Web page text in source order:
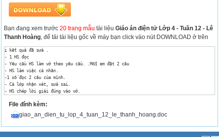
Bạn đang xem trước20 trang mẫu tài liệuGiáo án điện tử Lớp 4 - Tuần 12 - Lê
Thanh Hoàng, để tải tài liệu gốc về máy bạn click vào nút DOWNLOAD ở trên
i kết quả đã sửa .
- 1 HS đọc
- Yêu cầu HS làm vở theo yêu cầu. .Mỗi em đặt 2 câu
- HS làm việc cá nhân.
-1 số đọc 2 câu của mình.
- Cả lớp nhận xét, sửa sai.
- HS chép lời giải đúng vào vở.
-1-2 Em nhắc lại . Nắm yêu cầu .
- Suy nghĩ viết bài vào vở
- 1 số HS trình bày kết quả bài làm của mình .
- Lớp lắng nghe.
File đính kèm:
giao_an_dien_tu_lop_4_tuan_12_le_thanh_hoang.doc